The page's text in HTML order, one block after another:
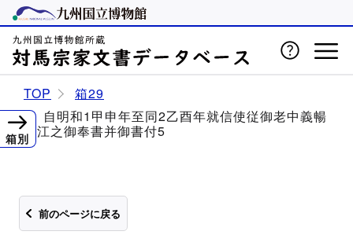
TOP
箱29
自明和1甲申年至同2乙酉年就信使従御老中義暢
様江之御奉書并御書付5
前のページに戻る
箱別